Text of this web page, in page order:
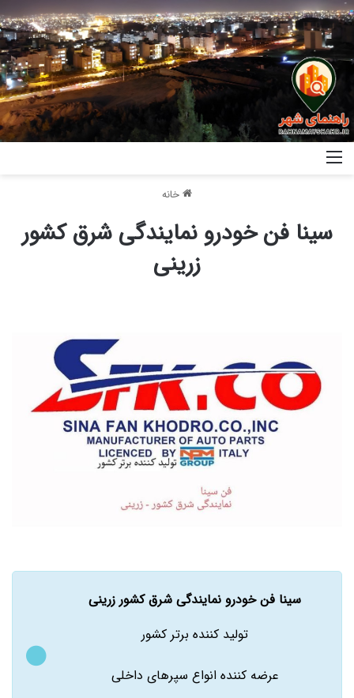
خانه
سینا فن خودرو نمایندگی شرق کشور
زرینی
سینا فن خودرو نمایندگی شرق کشور زرینی
تولید کننده برتر کشور
عرضه کننده انواع سپرهای داخلی